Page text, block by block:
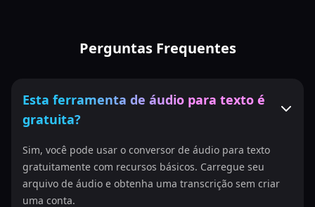
Perguntas Frequentes
Esta ferramenta de áudio para texto é
gratuita?
Sim, você pode usar o conversor de áudio para texto
gratuitamente com recursos básicos. Carregue seu
arquivo de áudio e obtenha uma transcrição sem criar
uma conta.